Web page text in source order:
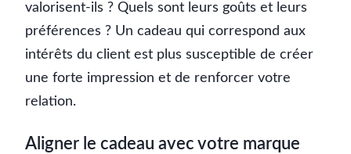
valorisent-ils ? Quels sont leurs goûts et leurs
préférences ? Un cadeau qui correspond aux
intérêts du client est plus susceptible de créer
une forte impression et de renforcer votre
relation.
Aligner le cadeau avec votre marque